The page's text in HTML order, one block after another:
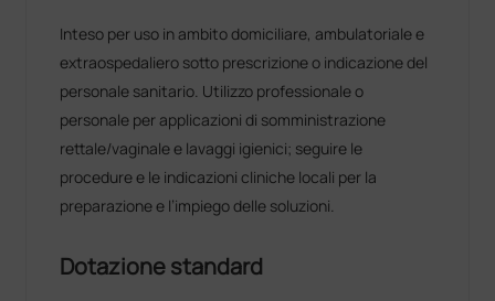
Inteso per uso in ambito domiciliare, ambulatoriale e
extraospedaliero sotto prescrizione o indicazione del
personale sanitario. Utilizzo professionale o
personale per applicazioni di somministrazione
rettale/vaginale e lavaggi igienici; seguire le
procedure e le indicazioni cliniche locali per la
preparazione e l’impiego delle soluzioni.
Dotazione standard